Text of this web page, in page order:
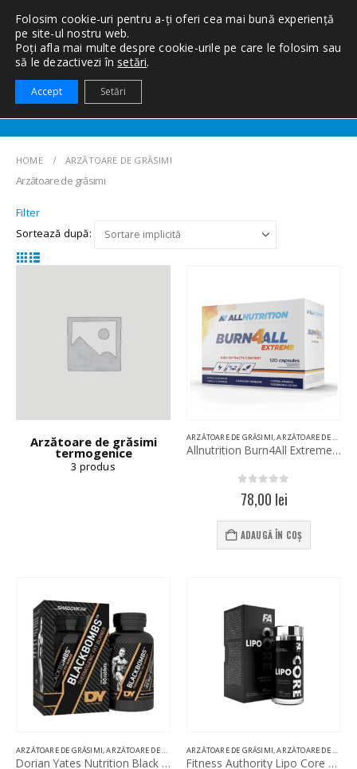
HOME ARZĂTOARE DE GRĂSIMI
Arzătoare de grăsimi
Filter
Sortează după:
Arzătoare de grăsimi
termogenice
3 produs
ARZĂTOARE DE GRĂSIMI,ARZĂTOARE DE GRĂSIMI TERMOGENICE
Allnutrition Burn4All Extreme 120 Capsules
0out of 5
78,00 lei
ADAUGĂ ÎN COȘ
ARZĂTOARE DE GRĂSIMI,ARZĂTOARE DE GRĂSIMI TERMOGENICE
Dorian Yates Nutrition Black Bombs 60 Tablets
ARZĂTOARE DE GRĂSIMI,ARZĂTOARE DE GRĂSIMI TERMOGENICE
Fitness Authority Lipo Core 90 Tablets
Folosim cookie-uri pentru a-ți oferi cea mai bună experiență
pe site-ul nostru web.
Poți afla mai multe despre cookie-urile pe care le folosim sau
să le dezactivezi în setări.
Accept Setări